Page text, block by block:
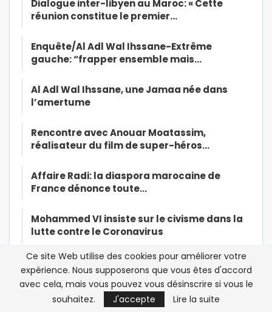
Dialogue inter-libyen au Maroc: « Cette
réunion constitue le premier…
Enquête/Al Adl Wal Ihssane-Extrême
gauche: “frapper ensemble mais…
Al Adl Wal Ihssane, une Jamaa née dans
l’amertume
Rencontre avec Anouar Moatassim,
réalisateur du film de super-héros…
Affaire Radi: la diaspora marocaine de
France dénonce toute…
Mohammed VI insiste sur le civisme dans la
lutte contre le Coronavirus
Maroc/Affaire Omar Radi: la tribune de trop
pour Orient XXI
Affaire Radi/Viol: « Je sentais son odeur
Ce site Web utilise des cookies pour améliorer votre
expérience. Nous supposerons que vous êtes d'accord
avec cela, mais vous pouvez vous désinscrire si vous le
souhaitez.
J'accepte Lire la suite